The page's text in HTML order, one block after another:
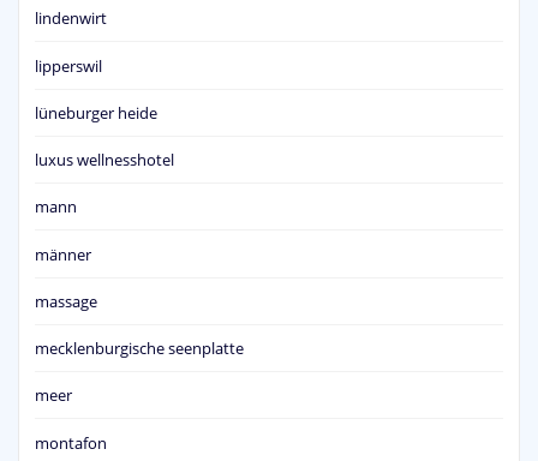
lindenwirt
lipperswil
lüneburger heide
luxus wellnesshotel
mann
männer
massage
mecklenburgische seenplatte
meer
montafon